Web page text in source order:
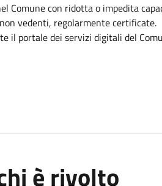
Comune con ridotta o impedita
vedenti, regolarmente certificate.
il portale dei servizi digitali del
è rivolto